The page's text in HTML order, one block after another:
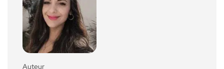
Auteur